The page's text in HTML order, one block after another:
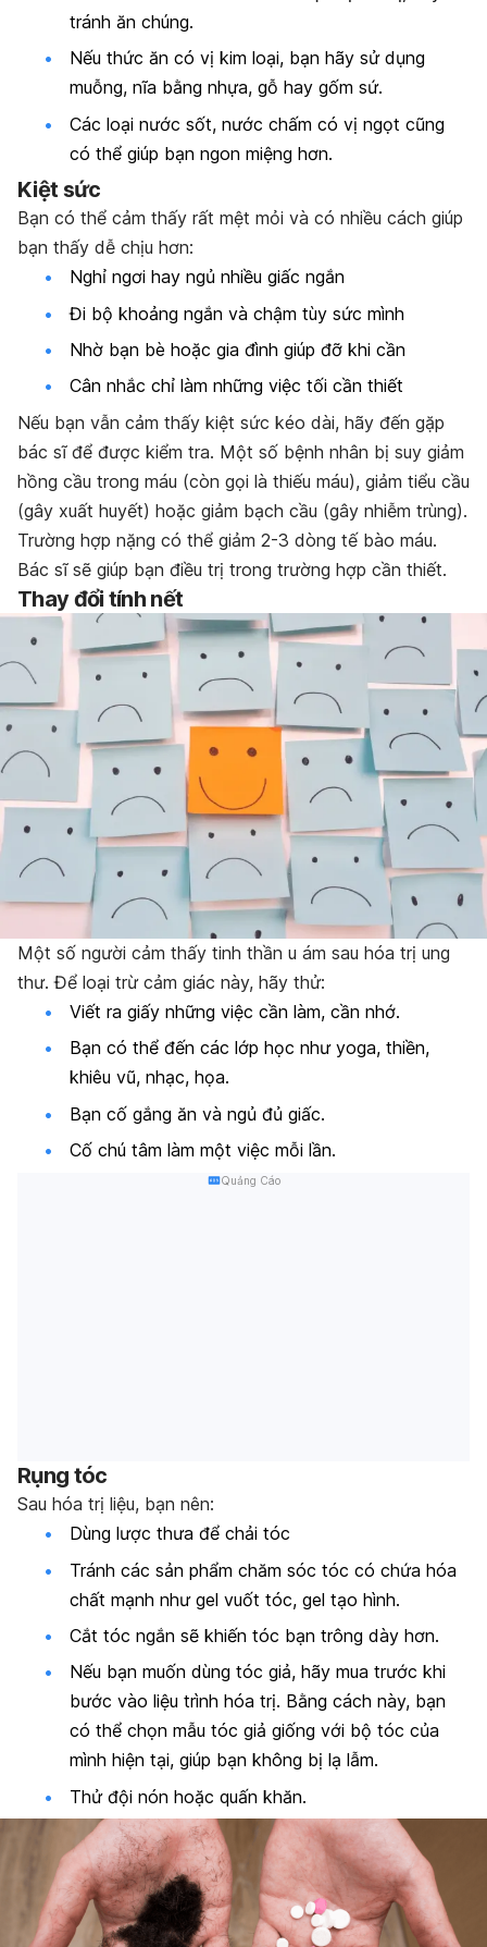
tránh ăn chúng.
Nếu thức ăn có vị kim loại, bạn hãy sử dụng
muỗng, nĩa bằng nhựa, gỗ hay gốm sứ.
Các loại nước sốt, nước chấm có vị ngọt cũng
có thể giúp bạn ngon miệng hơn.
Kiệt sức
Bạn có thể cảm thấy rất mệt mỏi và có nhiều cách giúp
bạn thấy dễ chịu hơn:
Nghỉ ngơi hay ngủ nhiều giấc ngắn
Đi bộ khoảng ngắn và chậm tùy sức mình
Nhờ bạn bè hoặc gia đình giúp đỡ khi cần
Cân nhắc chỉ làm những việc tối cần thiết
Nếu bạn vẫn cảm thấy kiệt sức kéo dài, hãy đến gặp
bác sĩ để được kiểm tra. Một số bệnh nhân bị suy giảm
hồng cầu trong máu (còn gọi là thiếu máu), giảm tiểu cầu
(gây xuất huyết) hoặc giảm bạch cầu (gây nhiễm trùng).
Trường hợp nặng có thể giảm 2-3 dòng tế bào máu.
Bác sĩ sẽ giúp bạn điều trị trong trường hợp cần thiết.
Thay đổi tính nết
Một số người cảm thấy tinh thần u ám sau hóa trị ung
thư. Để loại trừ cảm giác này, hãy thử:
Viết ra giấy những việc cần làm, cần nhớ.
Bạn có thể đến các lớp học như yoga, thiền,
khiêu vũ, nhạc, họa.
Bạn cố gắng ăn và ngủ đủ giấc.
Cố chú tâm làm một việc mỗi lần.
Quảng Cáo
Rụng tóc
Sau hóa trị liệu, bạn nên:
Dùng lược thưa để chải tóc
Tránh các sản phẩm chăm sóc tóc có chứa hóa
chất mạnh như gel vuốt tóc, gel tạo hình.
Cắt tóc ngắn sẽ khiến tóc bạn trông dày hơn.
Nếu bạn muốn dùng tóc giả, hãy mua trước khi
bước vào liệu trình hóa trị. Bằng cách này, bạn
có thể chọn mẫu tóc giả giống với bộ tóc của
mình hiện tại, giúp bạn không bị lạ lẫm.
Thử đội nón hoặc quấn khăn.